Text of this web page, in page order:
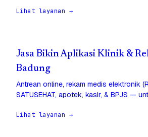
Lihat layanan →
Jasa Bikin Aplikasi Klinik &
Badung
Antrean online, rekam medis elektronik
SATUSEHAT, apotek, kasir, & BPJS —
Lihat layanan →